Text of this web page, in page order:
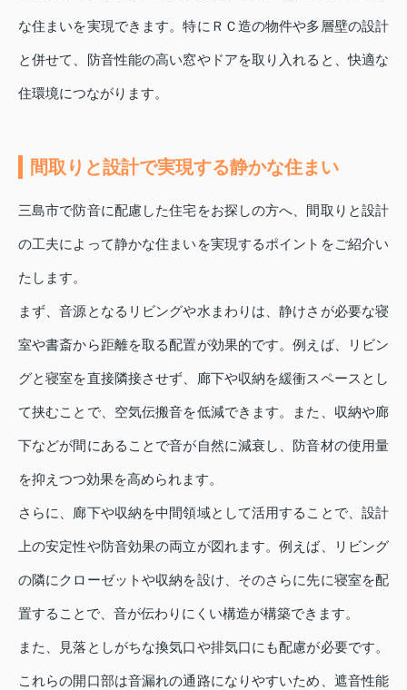
な住まいを実現できます。特にＲＣ造の物件や多層壁の設計
と併せて、防音性能の高い窓やドアを取り入れると、快適な
住環境につながります。
間取りと設計で実現する静かな住まい
三島市で防音に配慮した住宅をお探しの方へ、間取りと設計
の工夫によって静かな住まいを実現するポイントをご紹介い
たします。
まず、音源となるリビングや水まわりは、静けさが必要な寝
室や書斎から距離を取る配置が効果的です。例えば、リビン
グと寝室を直接隣接させず、廊下や収納を緩衝スペースとし
て挟むことで、空気伝搬音を低減できます。また、収納や廊
下などが間にあることで音が自然に減衰し、防音材の使用量
を抑えつつ効果を高められます。
さらに、廊下や収納を中間領域として活用することで、設計
上の安定性や防音効果の両立が図れます。例えば、リビング
の隣にクローゼットや収納を設け、そのさらに先に寝室を配
置することで、音が伝わりにくい構造が構築できます。
また、見落としがちな換気口や排気口にも配慮が必要です。
これらの開口部は音漏れの通路になりやすいため、遮音性能